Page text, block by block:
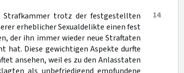
14
Strafkammer trotz der festgestellten
erheblicher Sexualdelikte einen fest
der ihn immer wieder neue Straftaten
hat. Diese gewichtigen Aspekte durfte
ansehen, weil es zu den Anlasstaten